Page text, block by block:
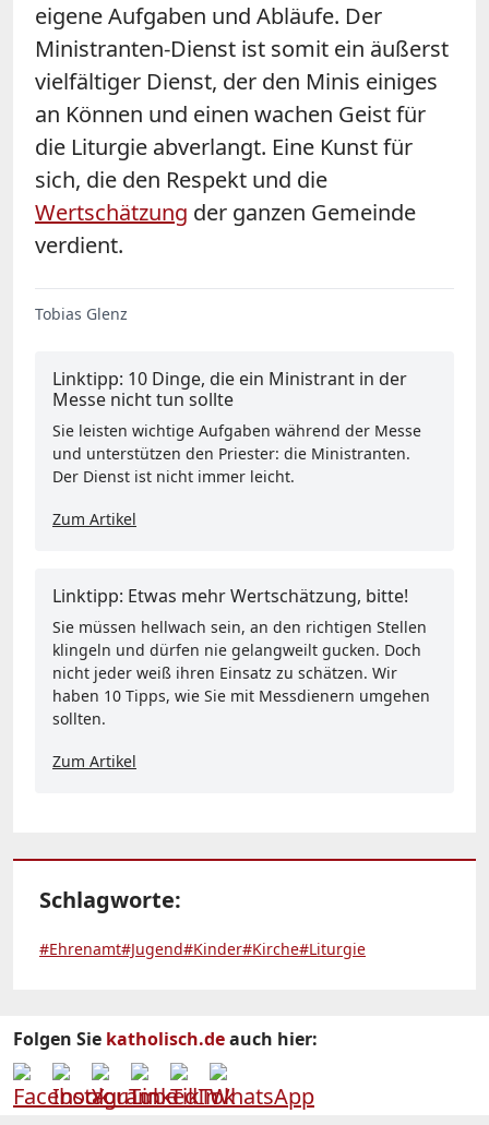
eigene Aufgaben und Abläufe. Der
Ministranten-Dienst ist somit ein äußerst
vielfältiger Dienst, der den Minis einiges
an Können und einen wachen Geist für
die Liturgie abverlangt. Eine Kunst für
sich, die den Respekt und die
Wertschätzung der ganzen Gemeinde
verdient.
Tobias Glenz
Linktipp: 10 Dinge, die ein Ministrant in der
Messe nicht tun sollte
Sie leisten wichtige Aufgaben während der Messe
und unterstützen den Priester: die Ministranten.
Der Dienst ist nicht immer leicht.
Zum Artikel
Linktipp: Etwas mehr Wertschätzung, bitte!
Sie müssen hellwach sein, an den richtigen Stellen
klingeln und dürfen nie gelangweilt gucken. Doch
nicht jeder weiß ihren Einsatz zu schätzen. Wir
haben 10 Tipps, wie Sie mit Messdienern umgehen
sollten.
Zum Artikel
Schlagworte:
#Ehrenamt#Jugend#Kinder#Kirche#Liturgie
Folgen Sie katholisch.deauch hier: